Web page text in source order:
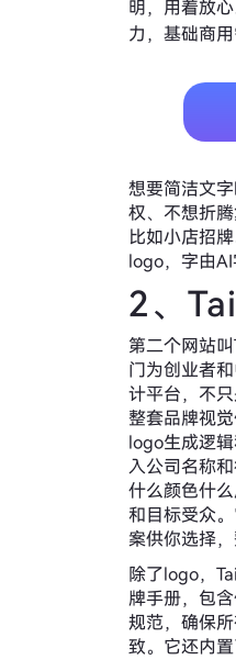
明，用着放
力，基础商
想要简洁文
权、不想折
比如小店招
logo，字由
2、
第二个网站
门为创业者
计平台，不
整套品牌视
logo生成逻
入公司名称
什么颜色什
和目标受众
案供你选择
除了logo，
牌手册，包
规范，确保
致。它还内